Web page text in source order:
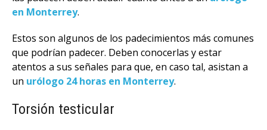
en Monterrey.
Estos son algunos de los padecimientos más comunes
que podrían padecer. Deben conocerlas y estar
atentos a sus señales para que, en caso tal, asistan a
un urólogo 24 horas en Monterrey.
Torsión testicular